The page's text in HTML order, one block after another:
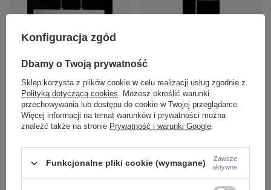
Lampa wisząca FINN Honsel 63822
499,00 zł / szt.
Najniższa cena z 30 dni przed
obniżką:499,00 zł 0%
Cena regularna:699,00 zł -29%
+ Dodaj do porównania
Ilość produktów
+ Dodaj do porównania
Ilość produktów
Konfiguracja zgód
Dbamy o Twoją prywatność
Sklep korzysta z plików cookie w celu realizacji usług zgodnie z
Polityką dotyczącą cookies. Możesz określić warunki
przechowywania lub dostępu do cookie w Twojej przeglądarce.
Więcej informacji na temat warunków i prywatności można
znaleźć także na stronie Prywatność i warunki Google.
Funkcjonalne pliki cookie (wymagane)
Zawsze
aktywne